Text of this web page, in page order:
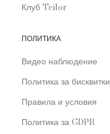
Клуб Teilor
ПОЛИТИКА
Видео наблюдение
Политика за бисквитки
Правила и условия
Политика за GDPR